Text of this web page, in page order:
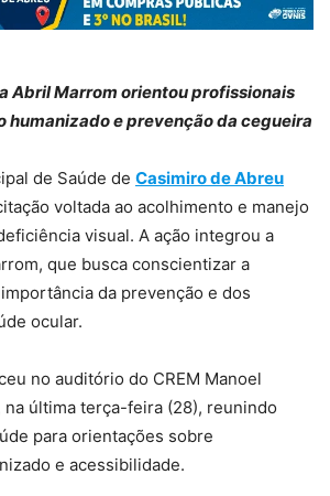
Abril Marrom orientou profissionais
humanizado e prevenção da cegueira
de Saúde de Casimiro de Abreu
voltada ao acolhimento e manejo
visual. A ação integrou a
que busca conscientizar a
da prevenção e dos
ocular.
no auditório do CREM Manoel
última terça-feira (28), reunindo
para orientações sobre
e acessibilidade.